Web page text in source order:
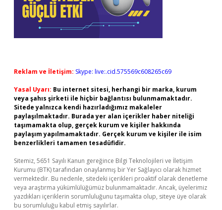
Reklam ve İletişim: Skype: live:.cid.575569c608265c69
Yasal Uyarı: Bu internet sitesi, herhangi bir marka, kurum
veya şahıs şirketi ile hiçbir bağlantısı bulunmamaktadır.
Sitede yalnızca kendi hazırladığımız makaleler
paylaşılmaktadır. Burada yer alan içerikler haber niteliği
taşımamakta olup, gerçek kurum ve kişiler hakkında
paylaşım yapılmamaktadır. Gerçek kurum ve kişiler ile isim
benzerlikleri tamamen tesadüfidir.
Sitemiz, 5651 Sayılı Kanun gereğince Bilgi Teknolojileri ve İletişim
Kurumu (BTK) tarafından onaylanmış bir Yer Sağlayıcı olarak hizmet
vermektedir. Bu nedenle, sitedeki içerikleri proaktif olarak denetleme
veya araştırma yükümlülüğümüz bulunmamaktadır. Ancak, üyelerimiz
yazdıkları içeriklerin sorumluluğunu taşımakta olup, siteye üye olarak
bu sorumluluğu kabul etmiş sayılırlar.